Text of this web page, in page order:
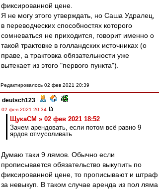
фиксированной цене.
Я не могу этого утверждать, но Саша Удралец,
в переводческих способностях которого
сомневаться не приходится, говорит именно о
такой трактовке в голландских источниках (о
праве, а трактовка обязательности уже
вытекает из этого "первого пункта").
Редактировалось 02 фев 2021 20:39
deutsch123 -
02 фев 2021 20:34
ЩукаСМ » 02 фев 2021 18:52
Зачем арендовать, если потом всё равно 9
ярдов отмусоливать
Думаю таки 9 лямов. Обычно если
прописывается обязательство выкупить по
фиксированной цене, то прописывают и штраф
за невыкуп. В таком случае аренда из пол ляма